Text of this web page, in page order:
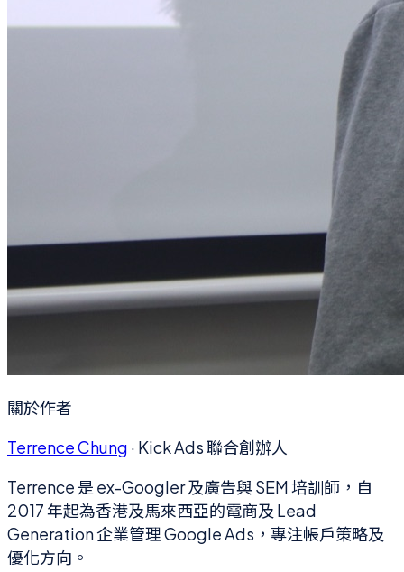
關於作者
Terrence Chung · Kick Ads 聯合創辦人
Terrence 是 ex-Googler 及廣告與 SEM 培訓師，自
2017 年起為香港及馬來西亞的電商及 Lead
Generation 企業管理 Google Ads，專注帳戶策略及
優化方向。